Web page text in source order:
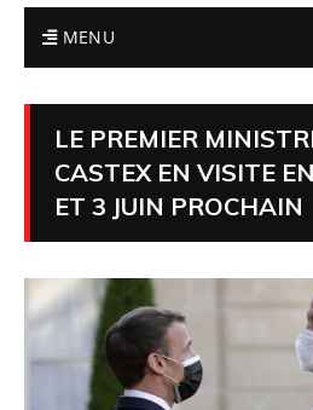
MENU
LE PREMIER
CASTEX EN VISITE
ET 3 JUIN PROCHAIN